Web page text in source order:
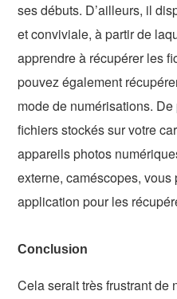
ses débuts. D’ailleurs, il
et conviviale, à partir de
apprendre à récupérer les
pouvez également
mode de numérisations.
fichiers stockés sur votre
appareils photos
externe, caméscopes,
application pour les
Conclusion
Cela serait très frustrant de